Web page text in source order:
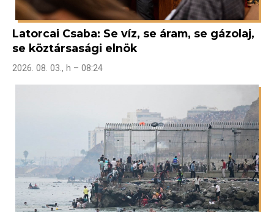
Latorcai Csaba: Se víz, se áram, se gázolaj,
se köztársasági elnök
2026. 08. 03., h – 08:24